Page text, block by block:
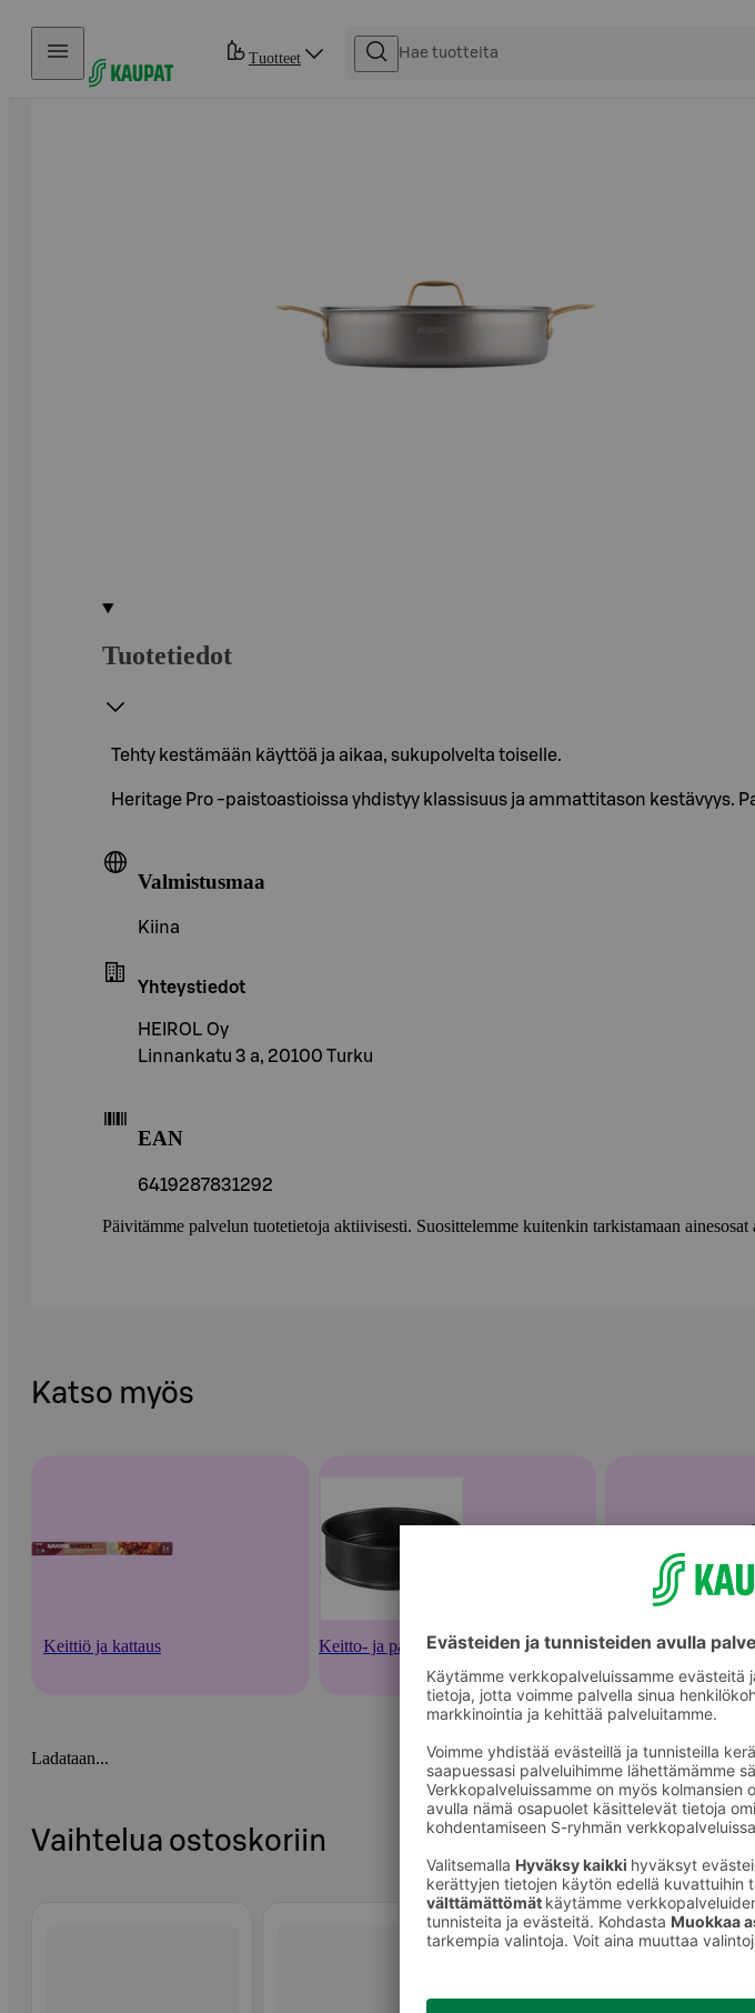
Hyppää sisältöön
Tuotteet
Tuotetiedot
Tehty kestämään käyttöä ja aikaa, sukupolvelta toiselle.
Heritage Pro -paistoastioissa yhdistyy klassisuus ja ammattitason kestävyys.
Valmistusmaa
Kiina
Yhteystiedot
HEIROL Oy
Linnankatu 3 a, 20100 Turku
EAN
6419287831292
Päivitämme palvelun tuotetietoja aktiivisesti. Suosittelemme kuitenkin tarkistamaan
Katso myös
Keittiö ja kattaus Keitto- ja paistoastiat Paistinpannut ja
Ladataan...
Vaihtelua ostoskoriin